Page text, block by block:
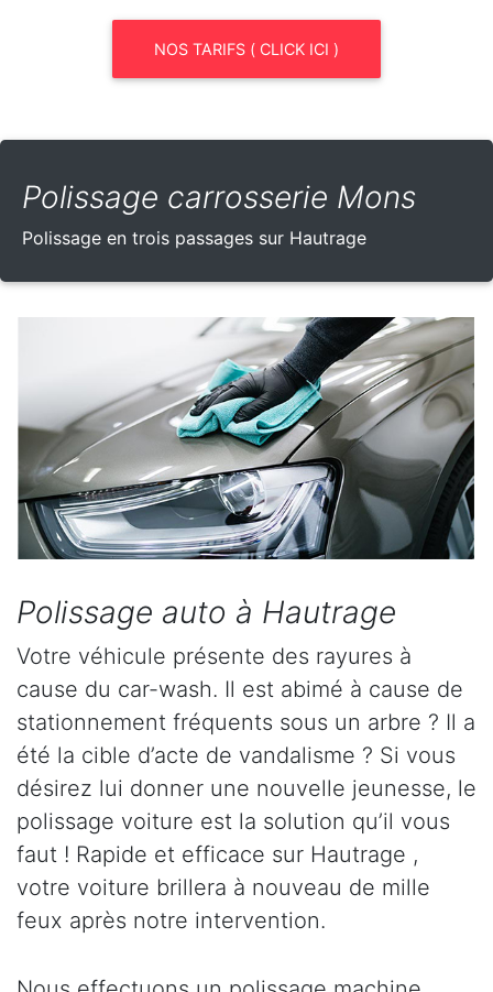
NOS TARIFS ( CLICK ICI )
Polissage carrosserie Mons
Polissage en trois passages sur Hautrage
Polissage auto à Hautrage
Votre véhicule présente des rayures à
cause du car-wash. Il est abimé à cause de
stationnement fréquents sous un arbre ? Il a
été la cible d’acte de vandalisme ? Si vous
désirez lui donner une nouvelle jeunesse, le
polissage voiture est la solution qu’il vous
faut ! Rapide et efficace sur Hautrage ,
votre voiture brillera à nouveau de mille
feux après notre intervention.